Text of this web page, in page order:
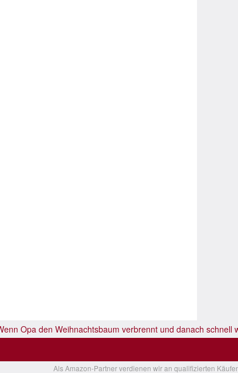
Opa den Weihnachtsbaum verbrennt und danach schnell
Als Amazon-Partner verdienen wir an qualifizierten